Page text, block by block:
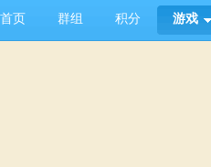
首页 群组 积分 游戏